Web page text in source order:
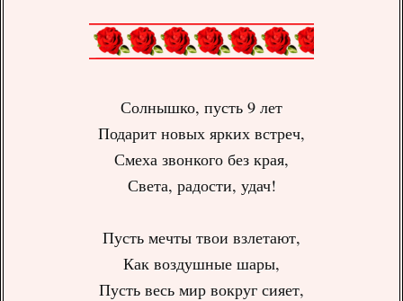
Солнышко, пусть 9 лет
Подарит новых ярких встреч,
Смеха звонкого без края,
Света, радости, удач!
Пусть мечты твои взлетают,
Как воздушные шары,
Пусть весь мир вокруг сияет,